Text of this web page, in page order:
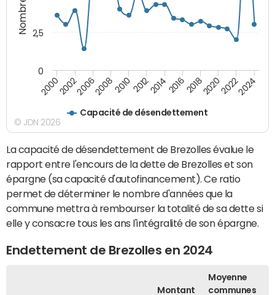
Capacité de désendettement
20002002200620082010 2012201420162018202020222024
0
2,5
© JDN 2026
La capacité de désendettement de Brezolles évalue le
rapport entre l'encours de la dette de Brezolles et son
épargne (sa capacité d'autofinancement). Ce ratio
permet de déterminer le nombre d'années que la
commune mettra à rembourser la totalité de sa dette si
elle y consacre tous les ans l'intégralité de son épargne.
Endettement de Brezolles en 2024
Montant
Moyenne
communes